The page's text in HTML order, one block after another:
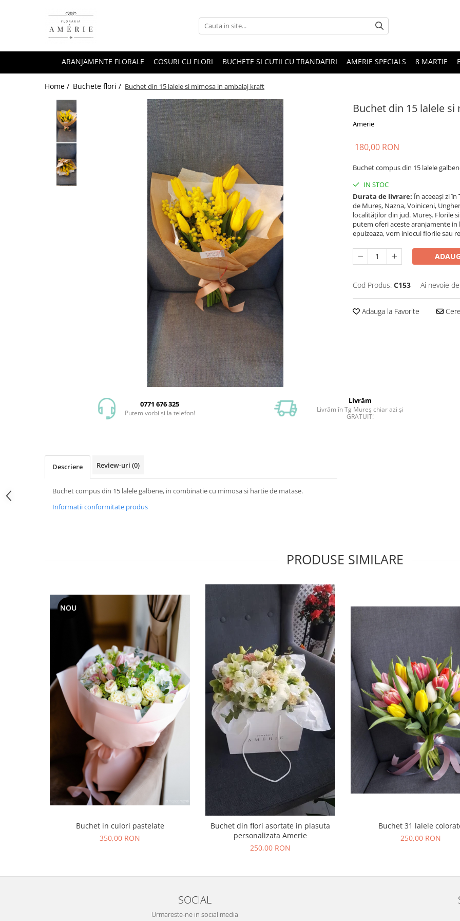
ARANJAMENTE FLORALE COSURI CU FLORI BUCHETE SI CUTII CU TRANDAFIRI AMERIE SPECIALS 8 MARTIE
Home / Buchete flori / Buchet din 15 lalele si mimosa in ambalaj kraft
Buchet din 15 lalele
Amerie
180,00 RON
Buchet compus din 15 lalele
IN STOC
Durata de livrare: În aceeași zi
de Mureș, Nazna, Voiniceni,
localităților din jud. Mureș. Florile
putem oferi aceste aranjamente
epuizeaza, vom inlocui florile sau
Cod Produs: C153 Ai nevoie
Adauga la Favorite
0771 676 325
Putem vorbi și la telefon!
Livrăm
Livrăm în Tg Mureș chiar azi și
GRATUIT!
Descriere Review-uri (0)
Buchet compus din 15 lalele galbene, in combinatie cu mimosa si hartie de matase.
Informatii conformitate produs
PRODUSE SIMILARE
NOU
Buchet in culori pastelate
350,00 RON
Buchet din flori asortate in plasuta
personalizata Amerie
250,00 RON
Buchet 31 lalele
250,00 RON
SOCIAL
Urmareste-ne in social media